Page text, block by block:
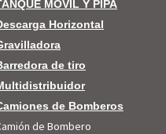
MOVIL Y PIPA
Horizontal
de tiro
de Bomberos
de Bombero